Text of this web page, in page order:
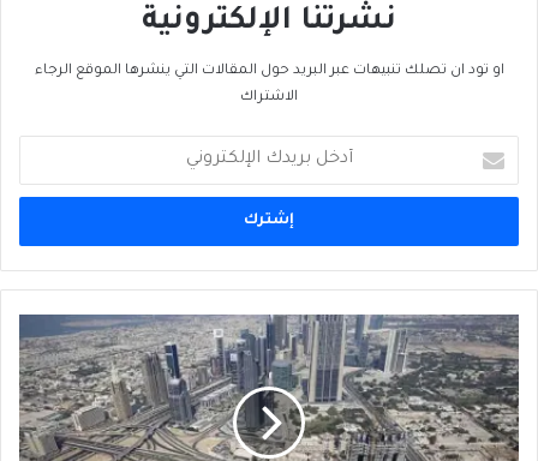
نشرتنا الإلكترونية
او تود ان تصلك تنبيهات عبر البريد حول المقالات التي ينشرها الموقع الرجاء
الاشتراك
بريدك
الإلكتروني
دبي:
7.89%
مساهمة
قطاع
البناء
في